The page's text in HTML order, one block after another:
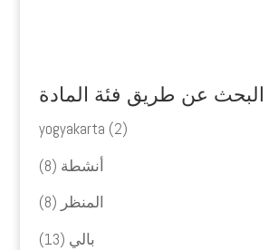
البحث عن طريق فئة المادة
yogyakarta (2)
أنشطة (8)
المنظر (8)
بالي (13)